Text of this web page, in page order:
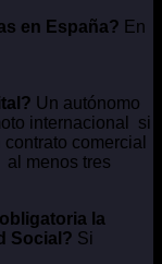
en España? En
Un autónomo
internacional si
comercial
al menos tres
la
Social? Si